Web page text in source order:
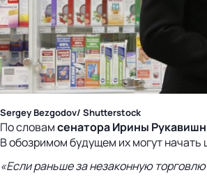
Sergey Bezgodov/ Shutterstock
По словамсенатора Ирины
В обозримом будущем их могут
«Если раньше за незаконную